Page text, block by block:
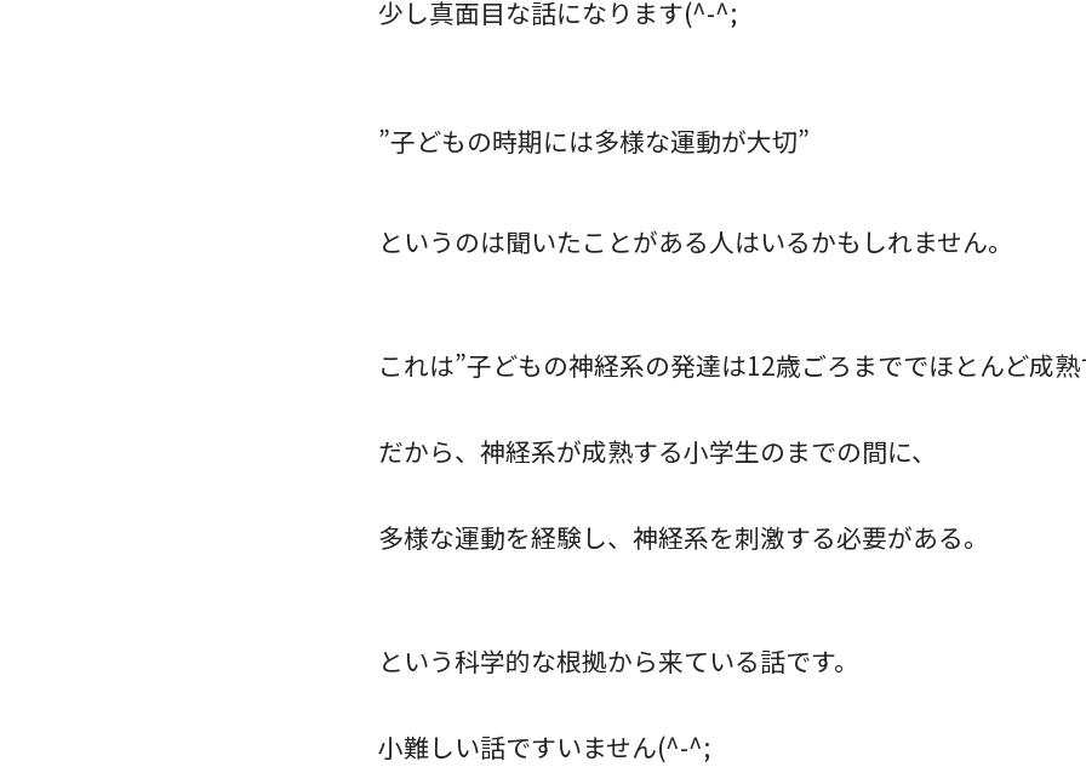
少し真面目な話になります(^-^;
”子どもの時期には多様な運動が大切”
というのは聞いたことがある人はいるかもしれません。
これは”子どもの神経系の発達は12歳ごろまででほとんど成
だから、神経系が成熟する小学生のまでの間に、
多様な運動を経験し、神経系を刺激する必要がある。
という科学的な根拠から来ている話です。
小難しい話ですいません(^-^;